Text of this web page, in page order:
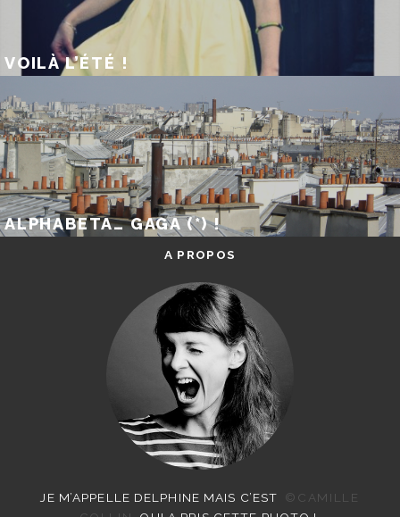
VOILÀ L’ÉTÉ !
ALPHABETA… GAGA (*) !
A PROPOS
JE M’APPELLE DELPHINE MAIS C’EST
©CAMILLE